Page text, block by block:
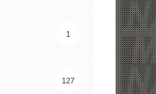
1
127